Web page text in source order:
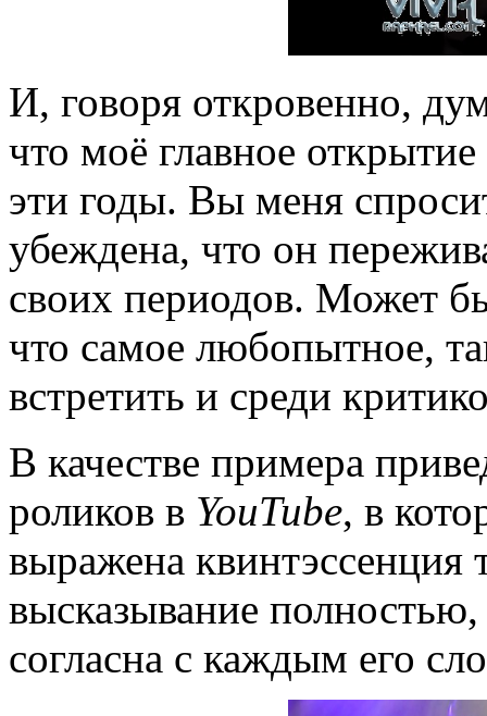
И, говоря откровенно,
что моё главное
эти годы. Вы меня
убеждена, что он
своих периодов. Может
что самое любопытное,
встретить и среди
В качестве примера
роликов в YouTube, в
выражена квинтэссенция
высказывание
согласна с каждым его